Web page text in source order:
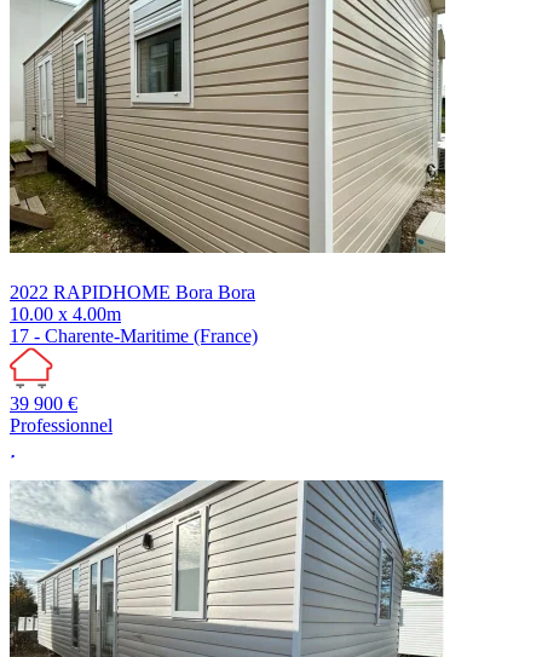
2022 RAPIDHOME Bora Bora
10.00 x 4.00m
17 - Charente-Maritime (France)
39 900 €
Professionnel